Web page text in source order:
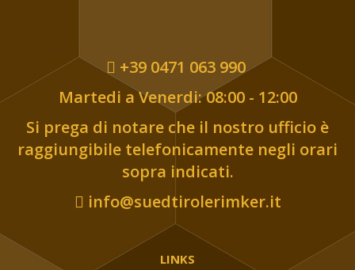
+39 0471 063 990
Martedi a Venerdi: 08:00 - 12:00
Si prega di notare che il nostro ufficio è
raggiungibile telefonicamente negli orari
sopra indicati.
info@suedtirolerimker.it
LINKS